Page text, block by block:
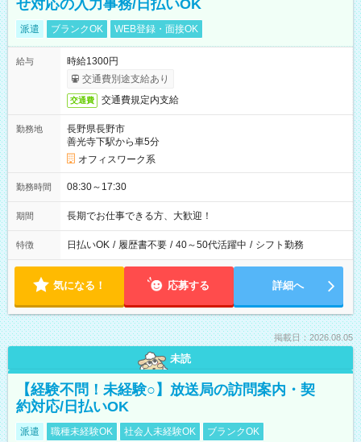
せ対応の入力事務/日払いOK
派遣 ブランクOK WEB登録・面接OK
給与
時給1300円
交通費別途支給あり
交通費 交通費規定内支給
勤務地
長野県長野市
善光寺下駅から車5分
オフィスワーク系
勤務時間 08:30～17:30
期間 長期でお仕事できる方、大歓迎！
特徴 日払いOK / 履歴書不要 / 40～50代活躍中 / シフト勤務
気になる！ 応募する 詳細へ
掲載日：2026.08.05
未読
【経験不問！未経験○】放送局の訪問案内・契
約対応/日払いOK
派遣 職種未経験OK 社会人未経験OK
ブランクOK